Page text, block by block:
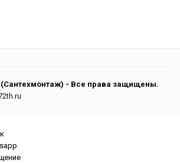
(Сантехмонтаж) - Все права защищены.